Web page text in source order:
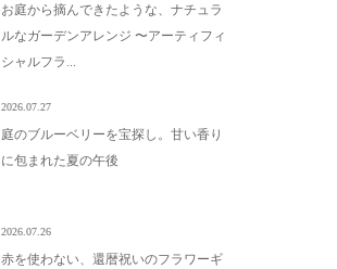
お庭から摘んできたような、ナチュラ
ルなガーデンアレンジ 〜アーティフィ
シャルフラ...
2026.07.27
庭のブルーベリーを宝探し。甘い香り
に包まれた夏の午後
2026.07.26
赤を使わない、還暦祝いのフラワーギ